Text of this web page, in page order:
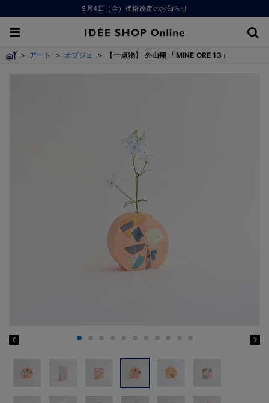
9月4日（金）価格改定のお知らせ
> アート > オブジェ > 【一点物】 外山翔 「MINE ORE 13」